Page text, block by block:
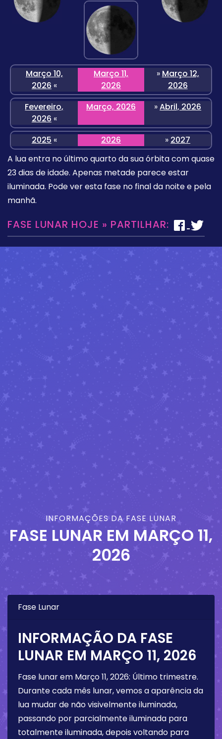
Março 10,
2026 «
Março 11,
2026
» Março 12,
2026
Fevereiro,
2026 «
Março, 2026 »Abril, 2026
2025 « 2026 » 2027
A lua entra no último quarto da sua órbita com quase
23 dias de idade. Apenas metade parece estar
iluminada. Pode ver esta fase no final da noite e pela
manhã.
FASE LUNAR HOJE » PARTILHAR:
INFORMAÇÕES DA FASE LUNAR
FASE LUNAR EM MARÇO 11,
2026
Fase Lunar
INFORMAÇÃO DA FASE
LUNAR EM MARÇO 11, 2026
Fase lunar em Março 11, 2026: Último trimestre.
Durante cada mês lunar, vemos a aparência da
lua mudar de não visivelmente iluminada,
passando por parcialmente iluminada para
totalmente iluminada, depois voltando para